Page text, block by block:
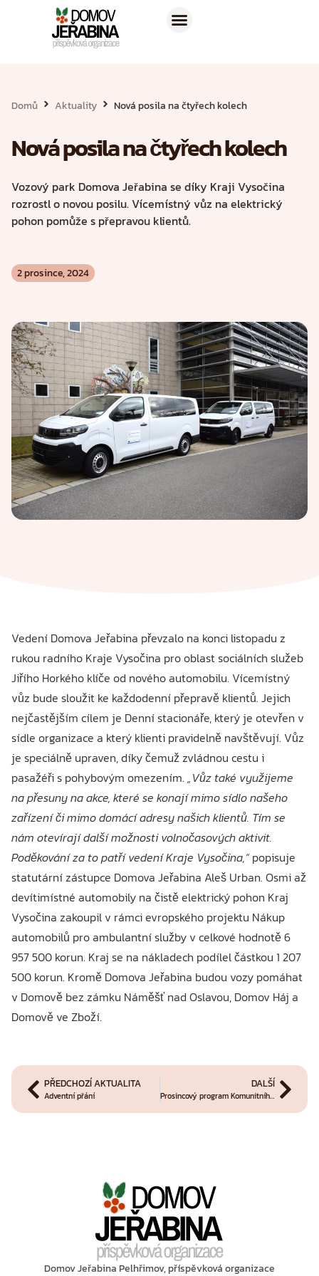
Domů Aktuality Nová posila na čtyřech kolech
Nová posila na čtyřech kolech
Vozový park Domova Jeřabina se díky Kraji Vysočina
rozrostl o novou posilu. Vícemístný vůz na elektrický
pohon pomůže s přepravou klientů.
2 prosince, 2024
Vedení Domova Jeřabina převzalo na konci listopadu z
rukou radního Kraje Vysočina pro oblast sociálních služeb
Jiřího Horkého klíče od nového automobilu. Vícemístný
vůz bude sloužit ke každodenní přepravě klientů. Jejich
nejčastějším cílem je Denní stacionáře, který je otevřen v
sídle organizace a který klienti pravidelně navštěvují. Vůz
je speciálně upraven, díky čemuž zvládnou cestu i
pasažéři s pohybovým omezením. „Vůz také využijeme
na přesuny na akce, které se konají mimo sídlo našeho
zařízení či mimo domácí adresy našich klientů. Tím se
nám otevírají další možnosti volnočasových aktivit.
Poděkování za to patří vedení Kraje Vysočina,“ popisuje
statutární zástupce Domova Jeřabina Aleš Urban. Osmi až
devítimístné automobily na čistě elektrický pohon Kraj
Vysočina zakoupil v rámci evropského projektu Nákup
automobilů pro ambulantní služby v celkové hodnotě 6
957 500 korun. Kraj se na nákladech podílel částkou 1 207
500 korun. Kromě Domova Jeřabina budou vozy pomáhat
v Domově bez zámku Náměšť nad Oslavou, Domov Háj a
Domově ve Zboží.
PŘEDCHOZÍ AKTUALITA
Adventní přání
DALŠÍ
Prosincový program Komunitního centra s obchůdkem pro dobrou věc
Domov Jeřabina Pelhřimov, příspěvková organizace